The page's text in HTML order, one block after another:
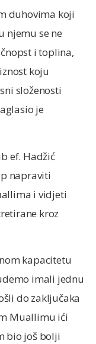
duhovima koji
njemu se ne
i toplina,
koju
složenosti
je
ef. Hadžić
napraviti
i vidjeti
kroz
kapacitetu
imali jednu
do zaključaka
Muallimu ići
bio još bolji